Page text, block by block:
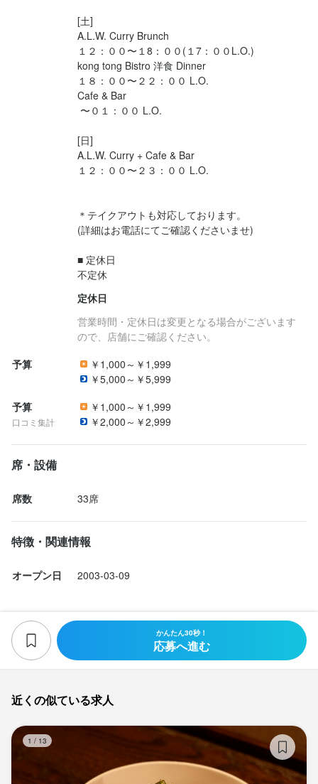
[土]
A.L.W. Curry Brunch
１２：００〜１8：００(１7：００L.O.)
kong tong Bistro 洋食 Dinner
１８：００〜２２：００ L.O.
Cafe & Bar
[日]
A.L.W. Curry + Cafe & Bar
１２：００〜２３：００ L.O.
＊テイクアウトも対応しております。
(詳細はお電話にてご確認くださいませ)
■ 定休日
不定休
定休日
営業時間・定休日は変更となる場合がございます
ので、店舗にご確認ください。
予算
￥1,000～￥1,999
￥5,000～￥5,999
予算
口コミ集計
￥1,000～￥1,999
￥2,000～￥2,999
席・設備
席数 33席
特徴・関連情報
オープン日 2003-03-09
かんたん30秒！
応募へ進む
近くの似ている求人
1 / 13
また、将来レストラン経営に興味がある方も大歓迎です！
法人名・事業者名
株式会社GARLAND
最終更新日2025/06/25